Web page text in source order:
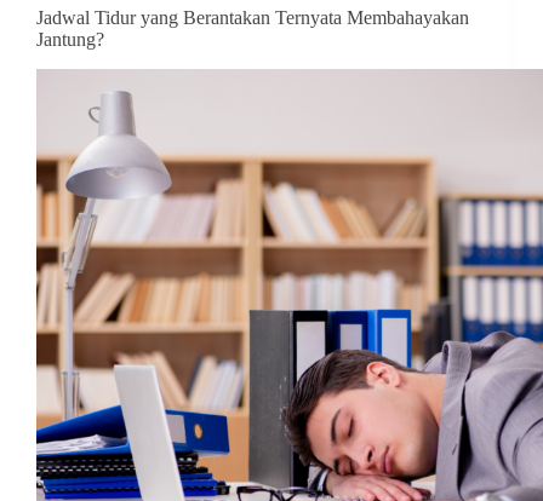
Jadwal Tidur yang Berantakan Ternyata Membahayakan
Jantung?